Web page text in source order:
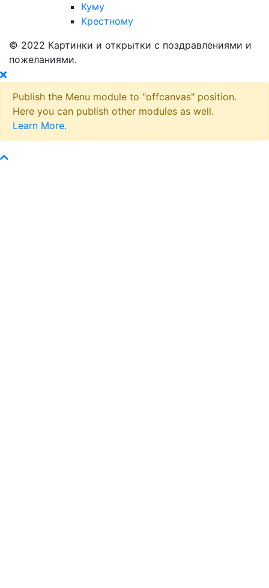
Куму
Крестному
© 2022 Картинки и открытки с поздравлениями и
пожеланиями.
Publish the Menu module to "offcanvas" position.
Here you can publish other modules as well.
Learn More.